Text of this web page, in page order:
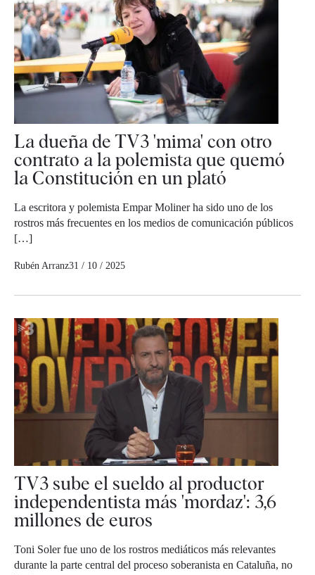
La dueña de TV3 'mima' con otro
contrato a la polemista que quemó
la Constitución en un plató
La escritora y polemista Empar Moliner ha sido uno de los
rostros más frecuentes en los medios de comunicación públicos
[…]
Rubén Arranz31 / 10 / 2025
TV3 sube el sueldo al productor
independentista más 'mordaz': 3,6
millones de euros
Toni Soler fue uno de los rostros mediáticos más relevantes
durante la parte central del proceso soberanista en Cataluña, no